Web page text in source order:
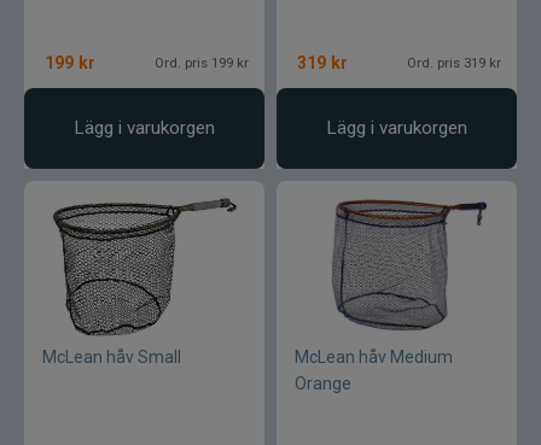
199 kr Ord. pris 199 kr
Lägg i varukorgen
319 kr Ord. pris 319 kr
Lägg i varukorgen
McLean håv Small
McLean håv Medium
Orange